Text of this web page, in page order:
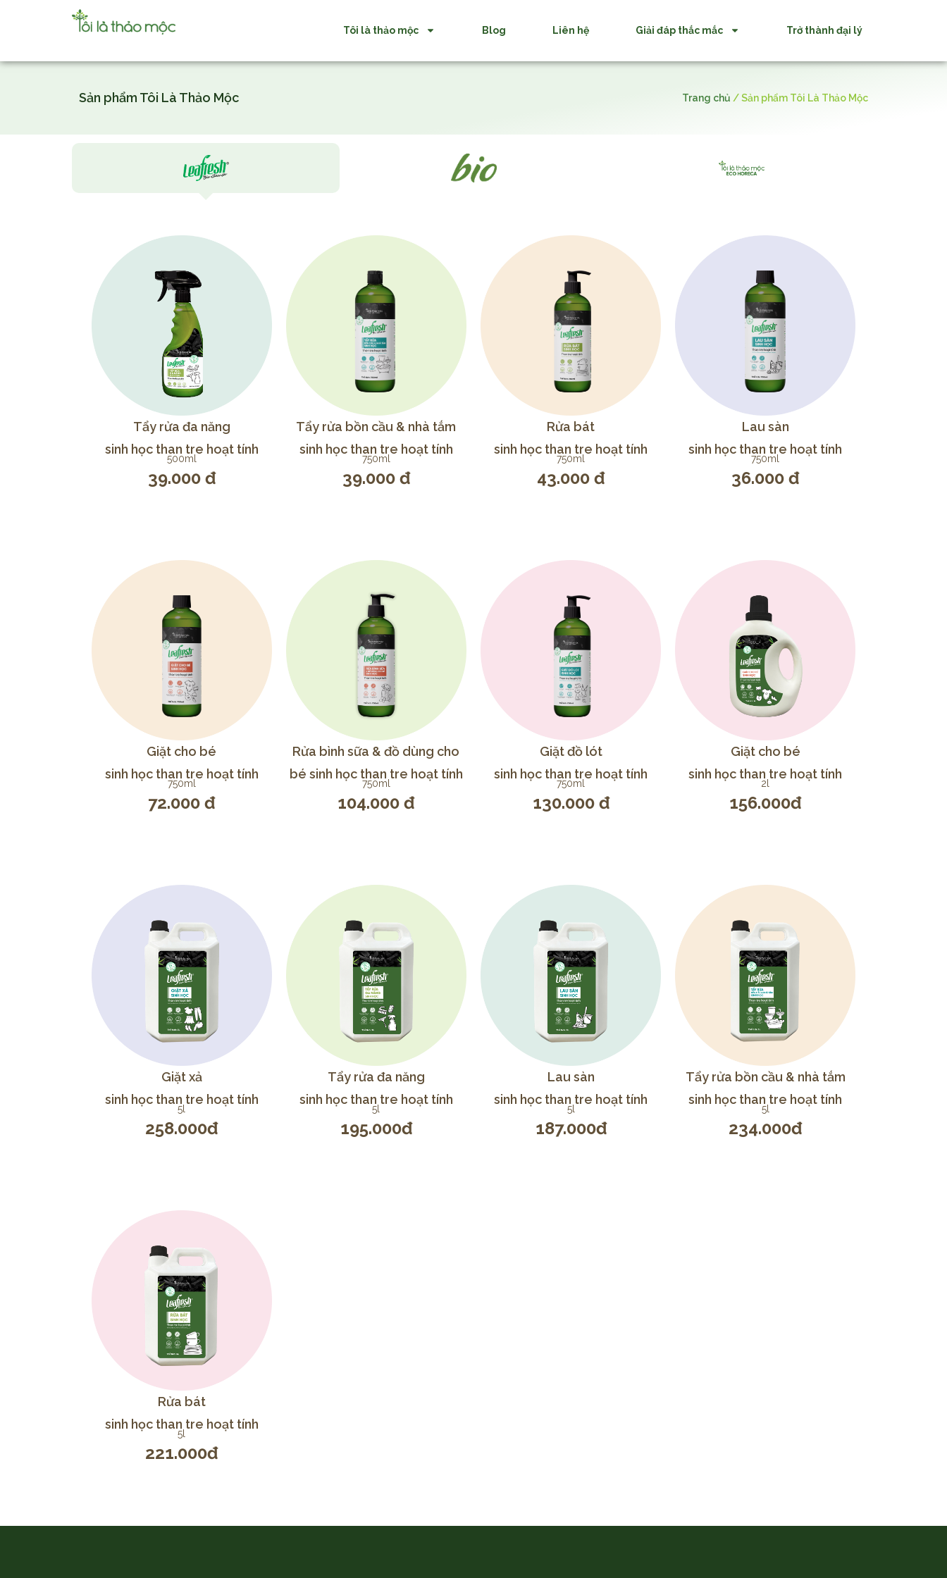
Tôi là thảo mộc Blog Liên hệ Giải đáp thắc mắc Trở thành đại lý
Sản phẩm Tôi Là Thảo Mộc Trang chủ /Sản phẩm Tôi Là Thảo Mộc
Tẩy rửa đa năng
sinh học than tre hoạt tính
500ml
39.000 đ
Tẩy rửa bồn cầu & nhà tắm
sinh học than tre hoạt tính
750ml
39.000 đ
Rửa bát
sinh học than tre hoạt tính
750ml
43.000 đ
Lau sàn
sinh học than tre hoạt tính
750ml
36.000 đ
Giặt cho bé
sinh học than tre hoạt tính
750ml
72.000 đ
Rửa bình sữa & đồ dùng cho
bé sinh học than tre hoạt tính
750ml
104.000 đ
Giặt đồ lót
sinh học than tre hoạt tính
750ml
130.000 đ
Giặt cho bé
sinh học than tre hoạt tính
2l
156.000đ
Giặt xả
sinh học than tre hoạt tính
5l
258.000đ
Tẩy rửa đa năng
sinh học than tre hoạt tính
5l
195.000đ
Lau sàn
sinh học than tre hoạt tính
5l
187.000đ
Tẩy rửa bồn cầu & nhà tắm
sinh học than tre hoạt tính
5l
234.000đ
Rửa bát
sinh học than tre hoạt tính
5l
221.000đ